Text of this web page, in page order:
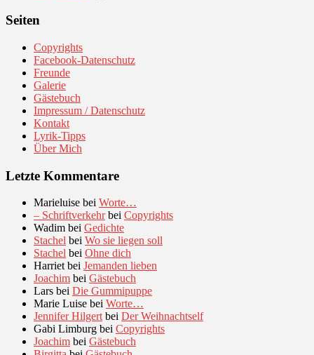
Seiten
Copyrights
Facebook-Datenschutz
Freunde
Galerie
Gästebuch
Impressum / Datenschutz
Kontakt
Lyrik-Tipps
Über Mich
Letzte Kommentare
Marieluise bei Worte…
– Schriftverkehrbei Copyrights
Wadim bei Gedichte
Stachel bei Wo sie liegen soll
Stachel bei Ohne dich
Harriet bei Jemanden lieben
Joachim bei Gästebuch
Lars bei Die Gummipuppe
Marie Luise bei Worte…
Jennifer Hilgert bei Der Weihnachtself
Gabi Limburg bei Copyrights
Joachim bei Gästebuch